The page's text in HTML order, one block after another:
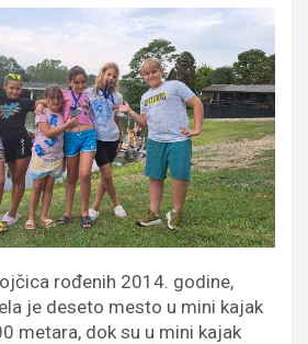
rođenih 2014. godine,
je deseto mesto u mini kajak
metara, dok su u mini kajak